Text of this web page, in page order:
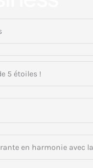
5 étoiles !
en harmonie avec